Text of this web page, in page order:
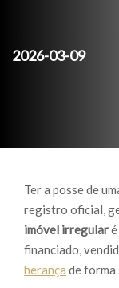
2026-03-09
Ter a posse de
registro oficial,
imóvel irregular
financiado,
herança de forma